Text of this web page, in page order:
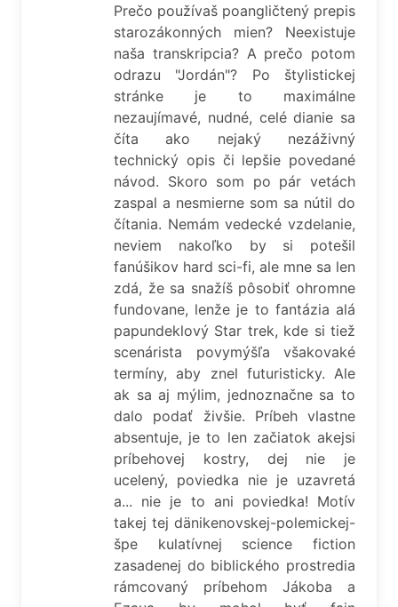
Prečo používaš poangličtený prepis
starozákonných mien? Neexistuje
naša transkripcia? A prečo potom
odrazu "Jordán"? Po štylistickej
stránke je to maximálne
nezaujímavé, nudné, celé dianie sa
číta ako nejaký nezáživný
technický opis či lepšie povedané
návod. Skoro som po pár vetách
zaspal a nesmierne som sa nútil do
čítania. Nemám vedecké vzdelanie,
neviem nakoľko by si potešil
fanúšikov hard sci-fi, ale mne sa len
zdá, že sa snažíš pôsobiť ohromne
fundovane, lenže je to fantázia alá
papundeklový Star trek, kde si tiež
scenárista povymýšľa všakovaké
termíny, aby znel futuristicky. Ale
ak sa aj mýlim, jednoznačne sa to
dalo podať živšie. Príbeh vlastne
absentuje, je to len začiatok akejsi
príbehovej kostry, dej nie je
ucelený, poviedka nie je uzavretá
a... nie je to ani poviedka! Motív
takej tej dänikenovskej-polemickej-
špe kulatívnej science fiction
zasadenej do biblického prostredia
rámcovaný príbehom Jákoba a